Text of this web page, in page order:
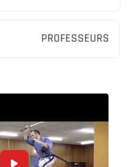
PROFESSEURS